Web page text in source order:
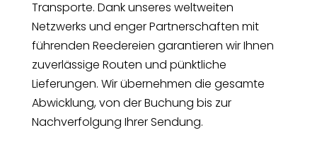
Transporte. Dank unseres weltweiten
Netzwerks und enger Partnerschaften mit
führenden Reedereien garantieren wir Ihnen
zuverlässige Routen und pünktliche
Lieferungen. Wir übernehmen die gesamte
Abwicklung, von der Buchung bis zur
Nachverfolgung Ihrer Sendung.